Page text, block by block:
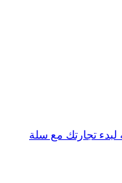
لبدء تجارتك مع سلة